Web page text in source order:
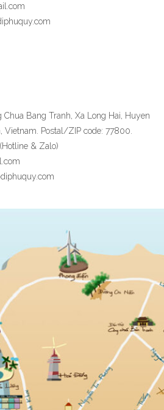
Chua Bang Tranh, Xa Long Hai, Huyen
Vietnam. Postal/ZIP code: 77800.
& Zalo)